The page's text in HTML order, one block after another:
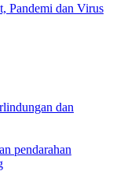
Pandemi dan Virus
dan
pendarahan